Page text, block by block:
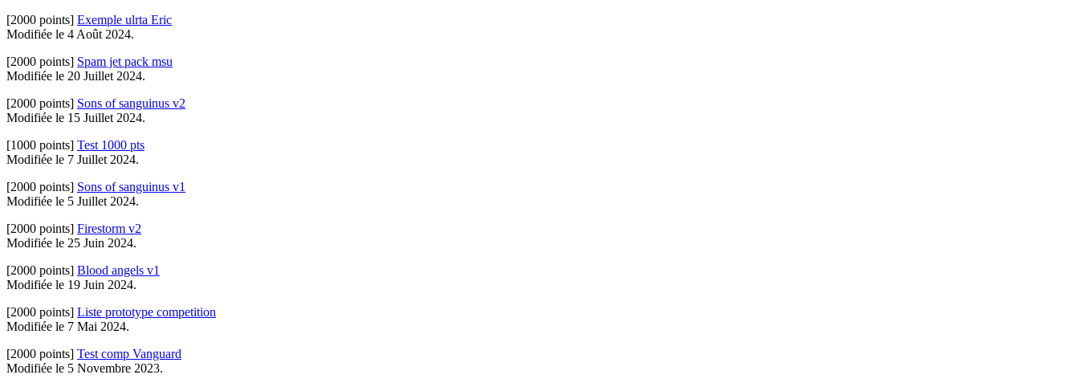
[2000 points] Exemple ulrta Eric
Modifiée le 4 Août 2024.
[2000 points] Spam jet pack msu
Modifiée le 20 Juillet 2024.
[2000 points] Sons of sanguinus v2
Modifiée le 15 Juillet 2024.
[1000 points] Test 1000 pts
Modifiée le 7 Juillet 2024.
[2000 points] Sons of sanguinus v1
Modifiée le 5 Juillet 2024.
[2000 points] Firestorm v2
Modifiée le 25 Juin 2024.
[2000 points] Blood angels v1
Modifiée le 19 Juin 2024.
[2000 points] Liste prototype competition
Modifiée le 7 Mai 2024.
[2000 points] Test comp Vanguard
Modifiée le 5 Novembre 2023.